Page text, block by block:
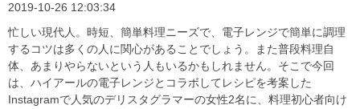
2019-10-26 12:03:34
忙しい現代人。時短、簡単料理ニーズで、電子レンジで簡単に調理
するコツは多くの人に関心があることでしょう。また普段料理自
体、あまりやらないという人もいるかもしれません。そこで今回
は、ハイアールの電子レンジとコラボしてレシピを考案した
Instagramで人気のデリスタグラマーの女性2名に、料理初心者向け